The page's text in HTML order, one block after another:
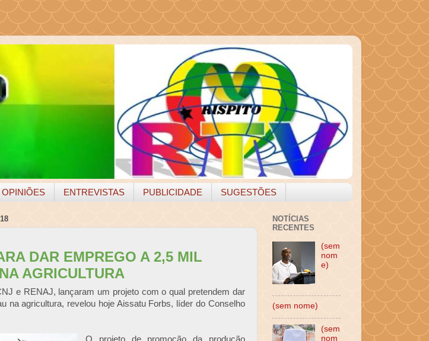
OPINIÕES ENTREVISTAS PUBLICIDADE SUGESTÕES
DAR EMPREGO A 2,5 MIL
AGRICULTURA
e RENAJ, lançaram um projeto com o qual pretendem dar
na agricultura, revelou hoje Aissatu Forbs, líder do Conselho
O projeto de promoção da produção
NOTÍCIAS
RECENTES
(sem
nom
e)
(sem nome)
(sem
nom